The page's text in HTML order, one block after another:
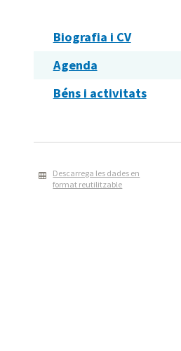
Biografia i CV
Agenda
Béns i activitats
Descarrega les dades en
format reutilitzable